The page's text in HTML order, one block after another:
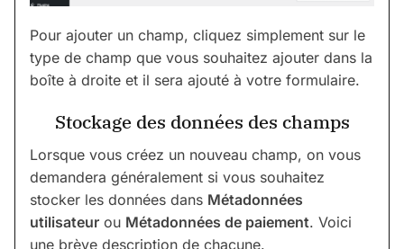
Pour ajouter un champ, cliquez simplement sur le
type de champ que vous souhaitez ajouter dans la
boîte à droite et il sera ajouté à votre formulaire.
Stockage des données des champs
Lorsque vous créez un nouveau champ, on vous
demandera généralement si vous souhaitez
stocker les données dans Métadonnées
utilisateur ou Métadonnées de paiement. Voici
une brève description de chacune.